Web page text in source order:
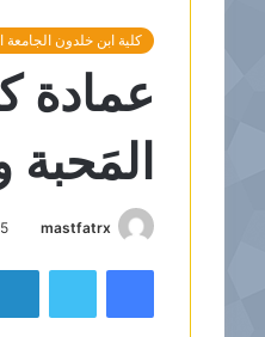
كلية ابن خلدون الجامعة
عمادة
المَحبة
mastfatrx 5 مارس، 2023
فيسبوك تويتر